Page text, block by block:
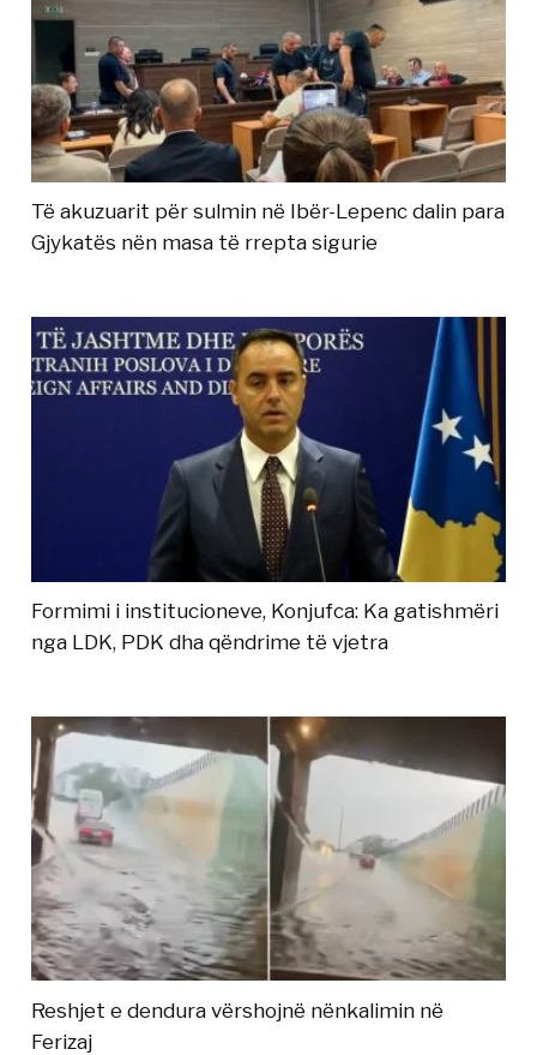
Të akuzuarit për sulmin në Ibër-Lepenc dalin para
Gjykatës nën masa të rrepta sigurie
Formimi i institucioneve, Konjufca: Ka gatishmëri
nga LDK, PDK dha qëndrime të vjetra
Reshjet e dendura vërshojnë nënkalimin në
Ferizaj